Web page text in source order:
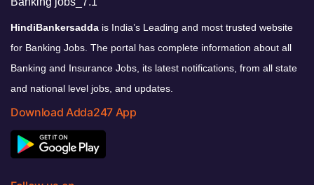
HindiBankersadda is India’s Leading and most trusted website
for Banking Jobs. The portal has complete information about all
Banking and Insurance Jobs, its latest notifications, from all state
and national level jobs, and updates.
Download Adda247 App